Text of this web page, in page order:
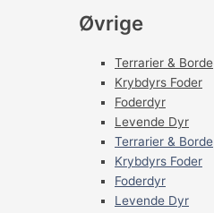
Øvrige
Terrarier & Borde
Krybdyrs Foder
Foderdyr
Levende Dyr
Terrarier & Borde
Krybdyrs Foder
Foderdyr
Levende Dyr